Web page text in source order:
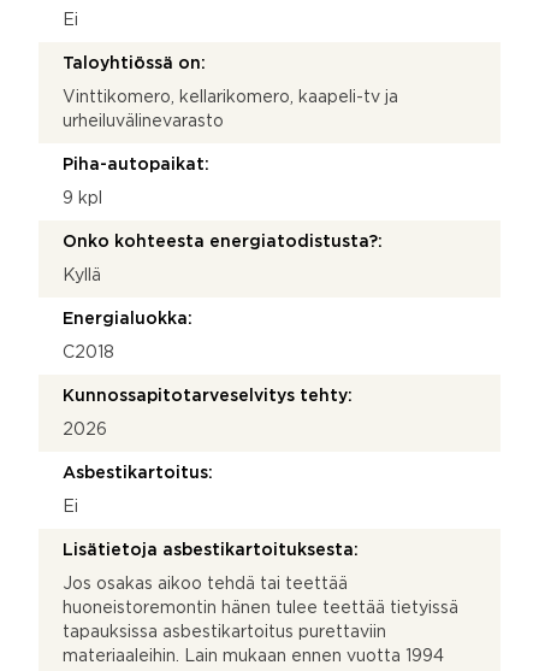
Ei
Taloyhtiössä on:
Vinttikomero, kellarikomero, kaapeli-tv ja
urheiluvälinevarasto
Piha-autopaikat:
9 kpl
Onko kohteesta energiatodistusta?:
Kyllä
Energialuokka:
C2018
Kunnossapitotarveselvitys tehty:
2026
Asbestikartoitus:
Ei
Lisätietoja asbestikartoituksesta:
Jos osakas aikoo tehdä tai teettää
huoneistoremontin hänen tulee teettää tietyissä
tapauksissa asbestikartoitus purettaviin
materiaaleihin. Lain mukaan ennen vuotta 1994